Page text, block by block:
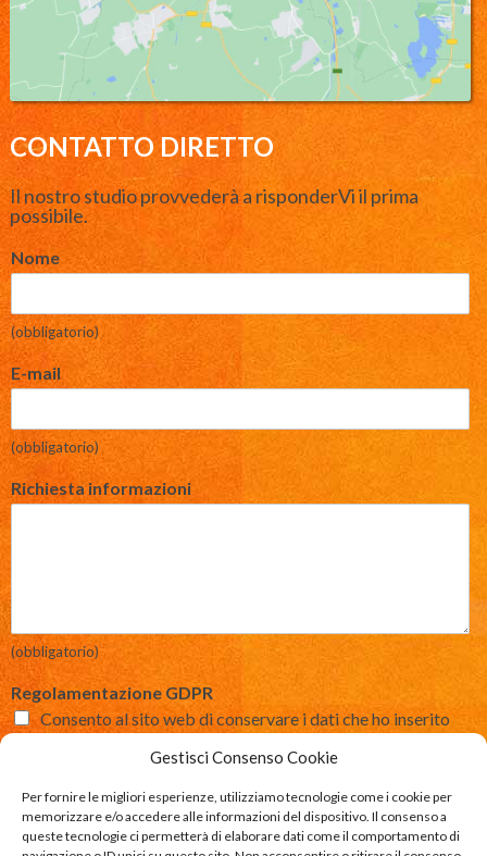
Gestisci Consenso Cookie
Per fornire le migliori esperienze, utilizziamo tecnologie come i cookie per
memorizzare e/o accedere alle informazioni del dispositivo. Il consenso a
queste tecnologie ci permetterà di elaborare dati come il comportamento di
CONTATTO DIRETTO
Il nostro studio provvederà a risponderVi il prima
possibile.
Nome
(obbligatorio)
E-mail
(obbligatorio)
Richiesta informazioni
(obbligatorio)
Regolamentazione GDPR
Consento al sito web di conservare i dati che ho inserito
così da poter rispondere alla mia richiesta.
(Se non mi permette di conservare e inoltrare al mio indirizzo di posta
richiesta)